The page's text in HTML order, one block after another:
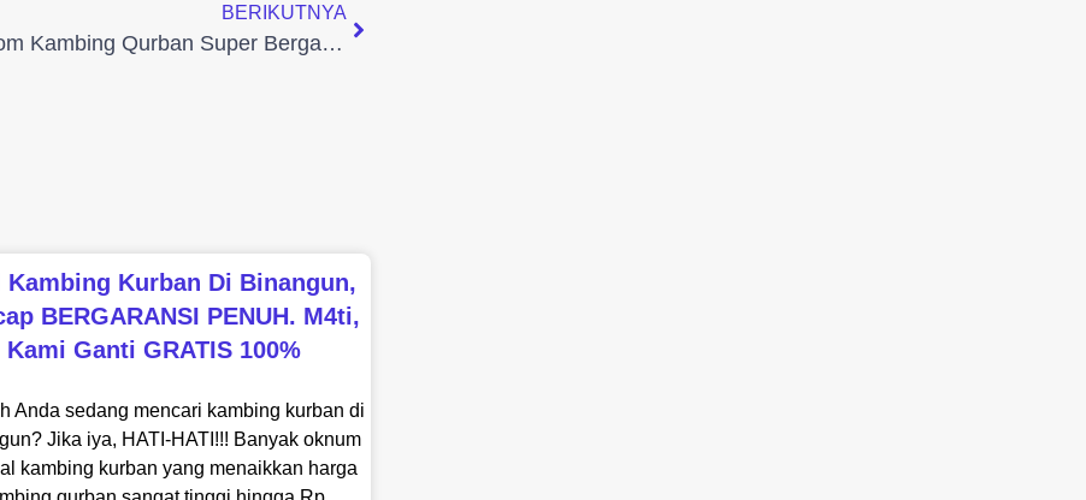
BERIKUTNYA
Showroom Kambing Qurban Super Bergaransi – Purwokerto 0881 3980 898
Kambing Kurban Di Binangun,
BERGARANSI PENUH. M4ti,
Kami Ganti GRATIS 100%
Anda sedang mencari kambing kurban di
Jika iya, HATI-HATI!!! Banyak oknum
kambing kurban yang menaikkan harga